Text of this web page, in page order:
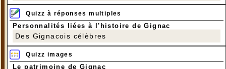
Quizz à réponses multiples
Personnalités liées à l'histoire de Gignac
Des Gignacois célèbres
Quizz images
Le patrimoine de Gignac